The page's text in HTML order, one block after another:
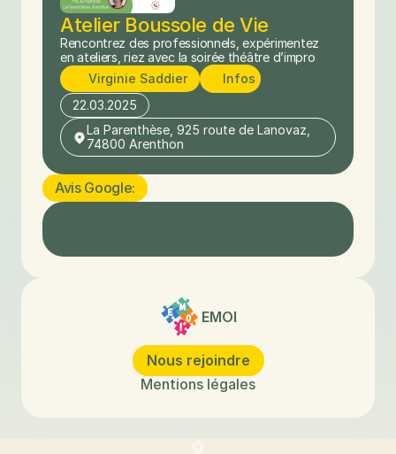
EMOI
Mentions légales
Nous rejoindre
Avis Google:
Atelier Boussole de Vie
Rencontrez des professionnels, expérimentez
en ateliers, riez avec la soirée théâtre d’impro
Virginie Saddier
Infos
22.03.2025
La Parenthèse, 925 route de Lanovaz,
74800 Arenthon